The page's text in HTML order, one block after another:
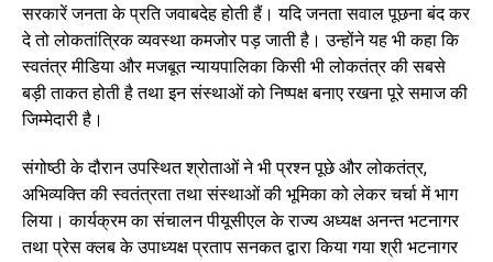
सरकारें जनता के प्रति जवाबदेह होती हैं। यदि जनता सवाल पूछना बंद कर
दे तो लोकतांत्रिक व्यवस्था कमजोर पड़ जाती है। उन्होंने यह भी कहा कि
स्वतंत्र मीडिया और मजबूत न्यायपालिका किसी भी लोकतंत्र की सबसे
बड़ी ताकत होती है तथा इन संस्थाओं को निष्पक्ष बनाए रखना पूरे समाज की
जिम्मेदारी है।
संगोष्ठी के दौरान उपस्थित श्रोताओं ने भी प्रश्न पूछे और लोकतंत्र,
अभिव्यक्ति की स्वतंत्रता तथा संस्थाओं की भूमिका को लेकर चर्चा में भाग
लिया। कार्यक्रम का संचालन पीयूसीएल के राज्य अध्यक्ष अनन्त भटनागर
तथा प्रेस क्लब के उपाध्यक्ष प्रताप सनकत द्वारा किया गया श्री भटनागर